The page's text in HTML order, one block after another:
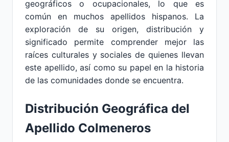
geográficos o ocupacionales, lo que es
común en muchos apellidos hispanos. La
exploración de su origen, distribución y
significado permite comprender mejor las
raíces culturales y sociales de quienes llevan
este apellido, así como su papel en la historia
de las comunidades donde se encuentra.
Distribución Geográfica del
Apellido Colmeneros